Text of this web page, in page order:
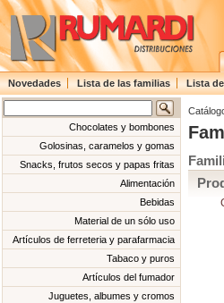
Novedades Lista de las familias Lista
Chocolates y bombones
Golosinas, caramelos y gomas
Snacks, frutos secos y papas fritas
Alimentación
Bebidas
Material de un sólo uso
Artículos de ferreteria y parafarmacia
Tabaco y puros
Artículos del fumador
Juguetes, albumes y cromos